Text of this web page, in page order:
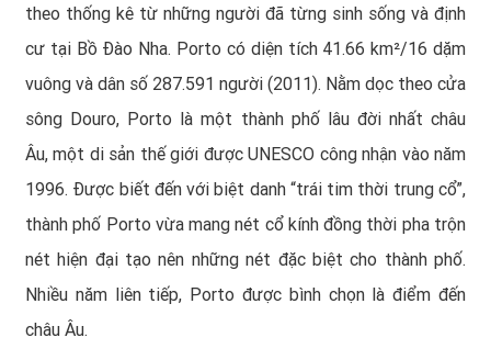
theo thống kê từ những người đã từng sinh sống và định
cư tại Bồ Đào Nha. Porto có diện tích 41.66 km²/16 dặm
vuông và dân số 287.591 người (2011). Nằm dọc theo cửa
sông Douro, Porto là một thành phố lâu đời nhất châu
Âu, một di sản thế giới được UNESCO công nhận vào năm
1996. Được biết đến với biệt danh “trái tim thời trung cổ”,
thành phố Porto vừa mang nét cổ kính đồng thời pha trộn
nét hiện đại tạo nên những nét đặc biệt cho thành phố.
Nhiều năm liên tiếp, Porto được bình chọn là điểm đến
châu Âu.